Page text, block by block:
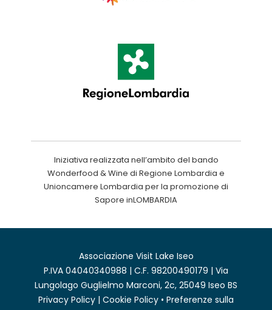
Iniziativa realizzata nell’ambito del bando
Wonderfood & Wine di Regione Lombardia e
Unioncamere Lombardia per la promozione di
Sapore inLOMBARDIA
Associazione Visit Lake Iseo
P.IVA 04040340988 | C.F. 98200490179 | Via
Lungolago Guglielmo Marconi, 2c, 25049 Iseo BS
Privacy Policy | Cookie Policy • Preferenze sulla